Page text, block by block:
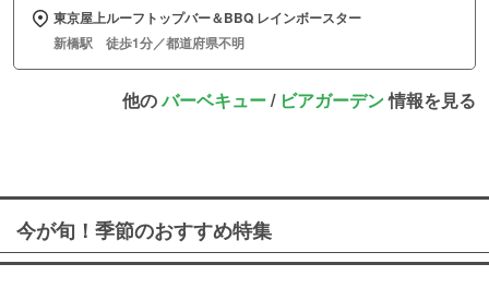
東京屋上ルーフトップバー＆BBQ レインボースター
新橋駅 徒歩1分／都道府県不明
他のバーベキュー/ ビアガーデン情報を見る
今が旬！季節のおすすめ特集